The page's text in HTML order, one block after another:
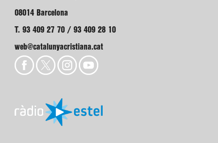
08014 Barcelona
T. 93 409 27 70 / 93 409 28 10
web@catalunyacristiana.cat